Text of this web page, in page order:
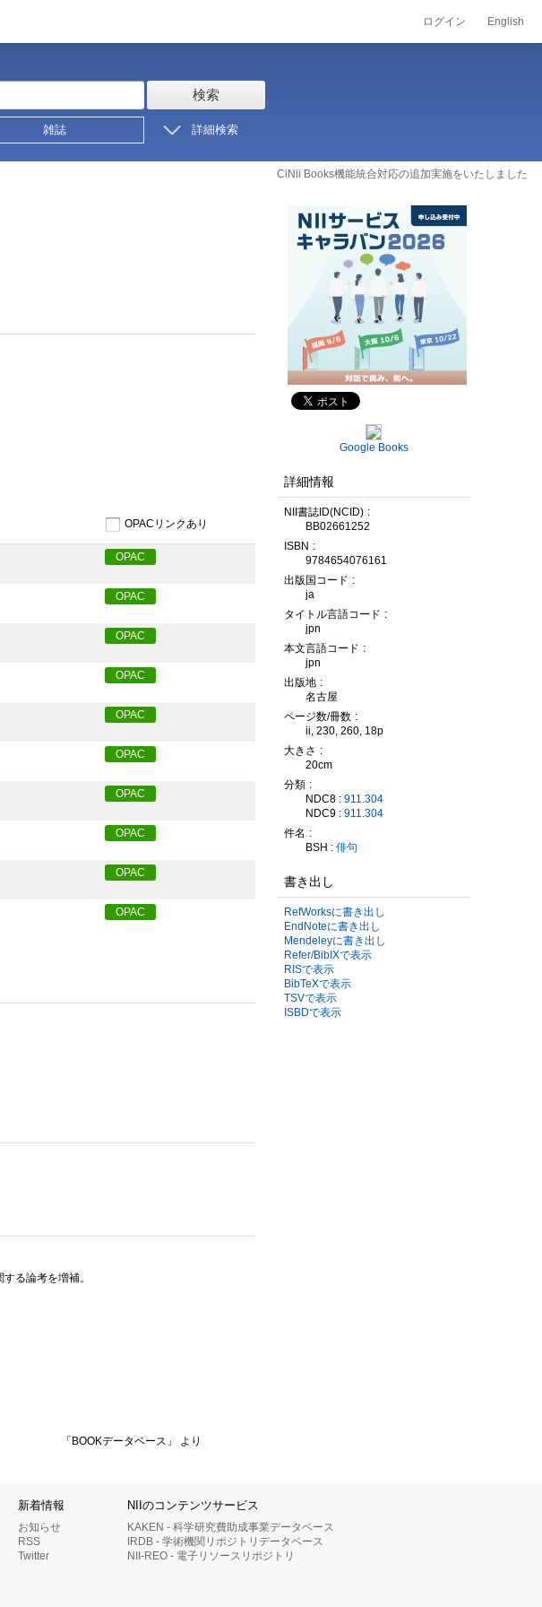
ログイン English
検索
雑誌 詳細検索
CiNii Books機能統合対応の追加実施をいたしました
OPACリンクあり
OPAC
OPAC
OPAC
OPAC
OPAC
OPAC
OPAC
OPAC
OPAC
OPAC
る論考を増補。
「BOOKデータベース」 より
Google Books
詳細情報
NII書誌ID(NCID)
BB02661252
ISBN
9784654076161
出版国コード
ja
タイトル言語コード
jpn
本文言語コード
jpn
出版地
名古屋
ページ数/冊数
ii, 230, 260, 18p
大きさ
20cm
分類
NDC8 : 911.304
NDC9 : 911.304
件名
BSH : 俳句
書き出し
RefWorksに書き出し
EndNoteに書き出し
Mendeleyに書き出し
Refer/BibIXで表示
RISで表示
BibTeXで表示
TSVで表示
ISBDで表示
新着情報
お知らせ
RSS
Twitter
NIIのコンテンツサービス
KAKEN - 科学研究費助成事業データベース
IRDB - 学術機関リポジトリデータベース
NII-REO - 電子リソースリポジトリ